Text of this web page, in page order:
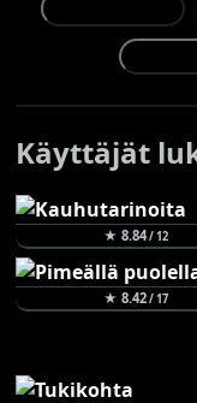
Käyttäjät
★ 8.84/ 12
★ 8.42/ 17